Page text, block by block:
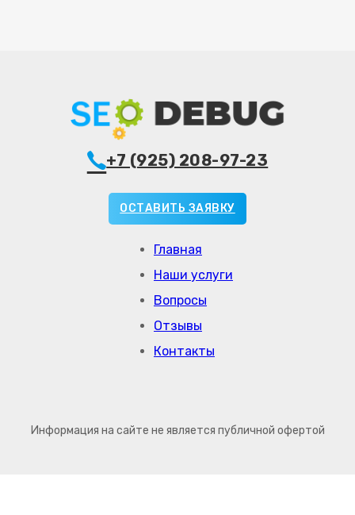
Главная
Наши услуги
Вопросы
Отзывы
Контакты
+7 (925) 208-97-23
ОСТАВИТЬ ЗАЯВКУ
Информация на сайте не является публичной офертой